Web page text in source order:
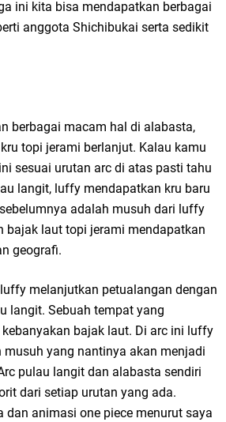
ini kita bisa mendapatkan berbagai
anggota Shichibukai serta sedikit
berbagai macam hal di alabasta,
topi jerami berlanjut. Kalau kamu
sesuai urutan arc di atas pasti tahu
langit, luffy mendapatkan kru baru
adalah musuh dari luffy
bajak laut topi jerami mendapatkan
geografi.
melanjutkan petualangan dengan
langit. Sebuah tempat yang
bajak laut. Di arc ini luffy
musuh yang nantinya akan menjadi
pulau langit dan alabasta sendiri
dari setiap urutan yang ada.
dan animasi one piece menurut saya